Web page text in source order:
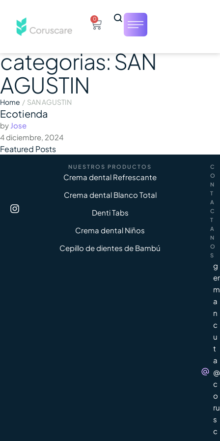
0
categorias:SAN
AGUSTIN
Home / SAN AGUSTIN
Ecotienda
by Jose
4 diciembre, 2024
Featured Posts
NUESTROS PRODUCTOS
Crema dental Refrescante
Crema dental Blanco Total
Denti Tabs
Crema dental Niños
Cepillo de dientes de Bambú
C
O
N
T
A
C
T
A
N
O
S
g
er
m
a
n
c
u
t
a
@
c
o
ru
s
c